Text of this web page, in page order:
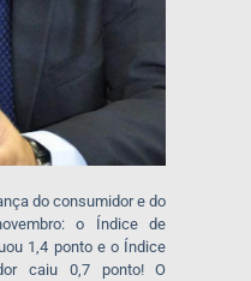
do consumidor e do
o Índice de
1,4 ponto e o Índice
caiu 0,7 ponto! O